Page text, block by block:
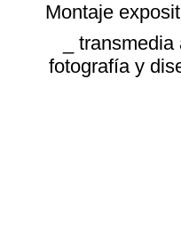
Montaje
_
fotografía y